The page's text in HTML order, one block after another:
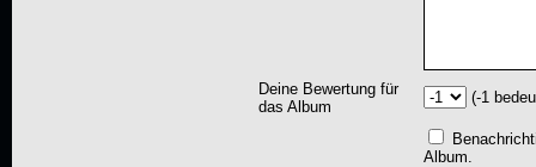
Deine Bewertung für
das Album
(-1
Album.